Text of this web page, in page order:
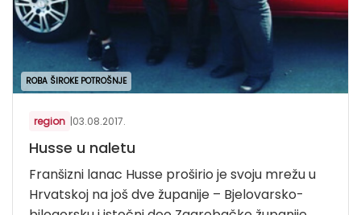
ROBA ŠIROKE POTROŠNJE
region |03.08.2017.
Husse u naletu
Franšizni lanac Husse proširio je svoju mrežu u
Hrvatskoj na još dve županije – Bjelovarsko-